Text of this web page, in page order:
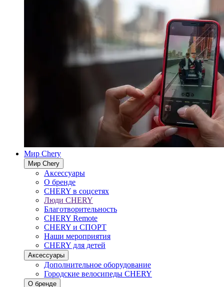
Мир Chery
Мир Chery
Аксессуары
О бренде
CHERY в соцсетях
Люди CHERY
Благотворительность
CHERY Remote
CHERY и СПОРТ
Наши мероприятия
CHERY для детей
Аксессуары
Дополнительное оборудование
Городские велосипеды CHERY
О бренде